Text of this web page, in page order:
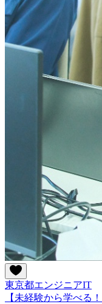
東京都エンジニアIT
【未経験から学べる